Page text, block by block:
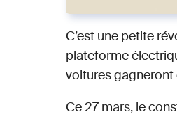
C’est une petite
plateforme
voitures
Ce 27 mars, le